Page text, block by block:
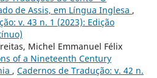
de Assis, em Língua Inglesa ,
v. 43 n. 1 (2023): Edição
Michel Emmanuel Félix
of a Nineteenth Century
, Cadernos de Tradução: v. 42 n.